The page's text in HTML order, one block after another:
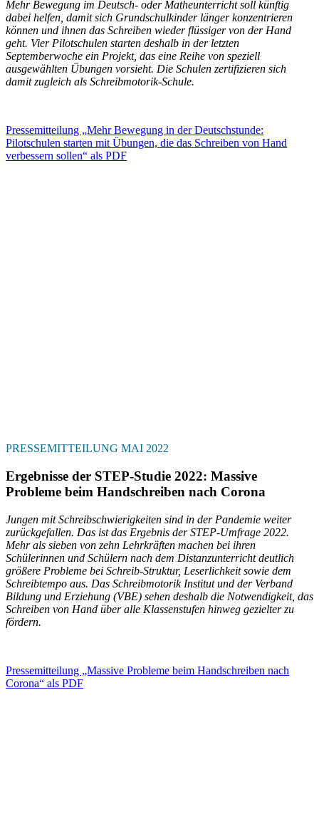
Mehr Bewegung im Deutsch- oder Matheunterricht soll künftig
dabei helfen, damit sich Grundschulkinder länger konzentrieren
können und ihnen das Schreiben wieder flüssiger von der Hand
geht. Vier Pilotschulen starten deshalb in der letzten
Septemberwoche ein Projekt, das eine Reihe von speziell
ausgewählten Übungen vorsieht. Die Schulen zertifizieren sich
damit zugleich als Schreibmotorik-Schule.
Pressemitteilung „Mehr Bewegung in der Deutschstunde:
Pilotschulen starten mit Übungen, die das Schreiben von Hand
verbessern sollen“ als PDF
PRESSEMITTEILUNG MAI 2022
Ergebnisse der STEP-Studie 2022: Massive
Probleme beim Handschreiben nach Corona
Jungen mit Schreibschwierigkeiten sind in der Pandemie weiter
zurückgefallen. Das ist das Ergebnis der STEP-Umfrage 2022.
Mehr als sieben von zehn Lehrkräften machen bei ihren
Schülerinnen und Schülern nach dem Distanzunterricht deutlich
größere Probleme bei Schreib-Struktur, Leserlichkeit sowie dem
Schreibtempo aus. Das Schreibmotorik Institut und der Verband
Bildung und Erziehung (VBE) sehen deshalb die Notwendigkeit, das
Schreiben von Hand über alle Klassenstufen hinweg gezielter zu
fördern.
Pressemitteilung „Massive Probleme beim Handschreiben nach
Corona“ als PDF